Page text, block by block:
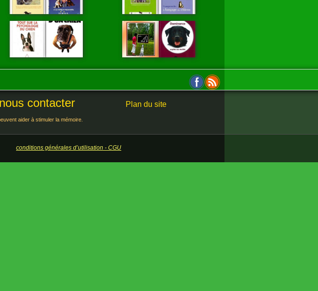
contacter Plan du site
aider à stimuler la mémoire.
conditions générales d’utilisation - CGU